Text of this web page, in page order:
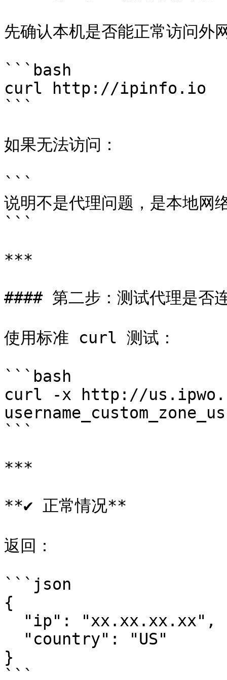
先确认本机是否能正常访问外
```bash
curl http://ipinfo.io
```
如果无法访问：
```
说明不是代理问题，是本地网
```
***
#### 第二步：测试代理是否
使用标准 curl 测试：
```bash
curl -x http://
```
***
**✔ 正常情况**
返回：
```json
{
}
```